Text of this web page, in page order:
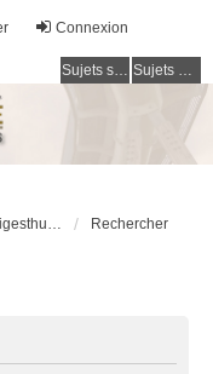
Connexion
Sujets sans réponse Sujets actifs
https://dailydigesthub.com Rechercher